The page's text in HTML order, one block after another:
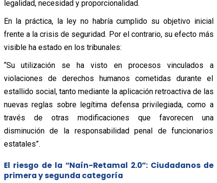
legalidad, necesidad y proporcionalidad.
En la práctica, la ley no habría cumplido su objetivo inicial
frente a la crisis de seguridad. Por el contrario, su efecto más
visible ha estado en los tribunales:
“Su utilización se ha visto en procesos vinculados a
violaciones de derechos humanos cometidas durante el
estallido social, tanto mediante la aplicación retroactiva de las
nuevas reglas sobre legítima defensa privilegiada, como a
través de otras modificaciones que favorecen una
disminución de la responsabilidad penal de funcionarios
estatales”.
El riesgo de la “Naín-Retamal 2.0”: Ciudadanos de
primera y segunda categoría